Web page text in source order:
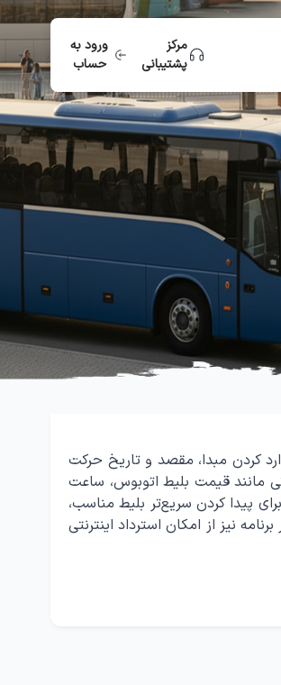
مرکز
پشتیبانی
ورود به
حساب
کردن مبدا، مقصد و تاریخ حرکت
مانند قیمت بلیط اتوبوس، ساعت
پیدا کردن سریع‌تر بلیط مناسب،
نیز از امکان استرداد اینترنتی